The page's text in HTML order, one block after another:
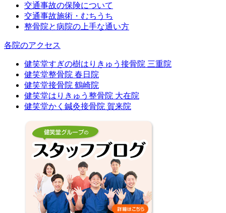
交通事故の保険について
交通事故施術・むちうち
整骨院と病院の上手な通い方
各院のアクセス
健笑堂すぎの樹はりきゅう接骨院 三重院
健笑堂整骨院 春日院
健笑堂接骨院 鶴崎院
健笑堂はりきゅう整骨院 大在院
健笑堂かく鍼灸接骨院 賀来院